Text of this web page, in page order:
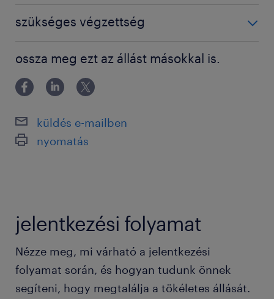
szükséges végzettség
ossza meg ezt az állást másokkal is.
küldés e-mailben
nyomatás
jelentkezési folyamat
Nézze meg, mi várható a jelentkezési
folyamat során, és hogyan tudunk önnek
segíteni, hogy megtalálja a tökéletes állását.